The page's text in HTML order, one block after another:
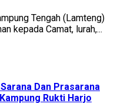
Tengah (Lamteng)
kepada Camat, lurah,...
Dan Prasarana
Rukti Harjo